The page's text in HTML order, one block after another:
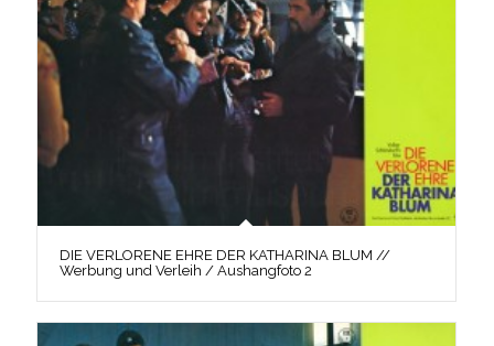
DIE VERLORENE EHRE DER KATHARINA BLUM //
Werbung und Verleih / Aushangfoto 2